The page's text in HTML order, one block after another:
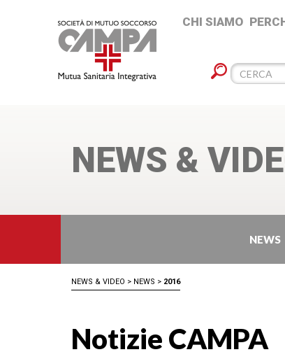
CHI SIAMO
NEWS &
NEWS
NEWS & VIDEO > NEWS > 2016
Notizie CAMPA